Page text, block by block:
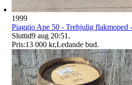
1999
Piaggio Ape 50 - Trehjulig flakmoped
Sluttid9 aug 20:51 .
Pris:13 000 kr,Ledande bud.